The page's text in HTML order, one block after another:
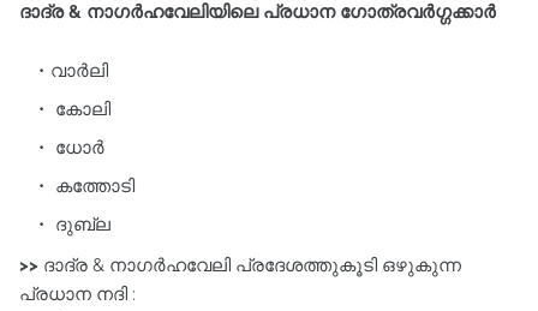
ദാദ്ര & നാഗർഹവേലിയിലെ പ്രധാന ഗോത്രവർഗ്ഗക്കാർ
വാർലി
കോലി
ധോർ
കത്തോടി
ദുബ്ല
>> ദാദ്ര & നാഗർഹവേലി പ്രദേശത്തുകൂടി ഒഴുകുന്ന
പ്രധാന നദി :